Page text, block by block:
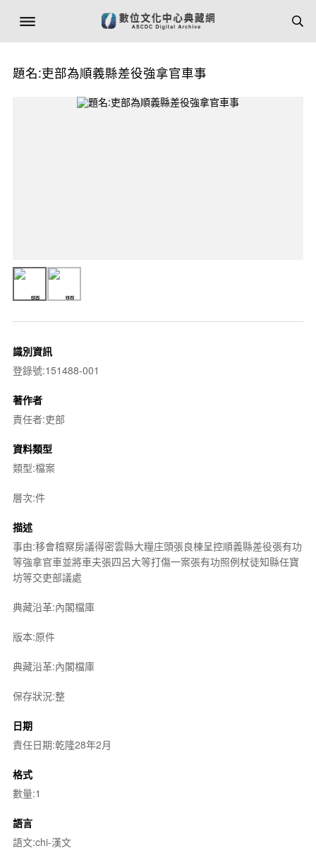
題名:吏部為順義縣差役強拿官車事
識別資訊
登錄號:151488-001
著作者
責任者:吏部
資料類型
類型:檔案
層次:件
描述
事由:移會稽察房議得密雲縣大糧庄頭張良棟呈控順義縣差役張有功
等強拿官車並將車夫張四呂大等打傷一案張有功照例杖徒知縣任寶
坊等交吏部議處
典藏沿革:內閣檔庫
版本:原件
典藏沿革:內閣檔庫
保存狀況:整
日期
責任日期:乾隆28年2月
格式
數量:1
語言
語文:chi-漢文